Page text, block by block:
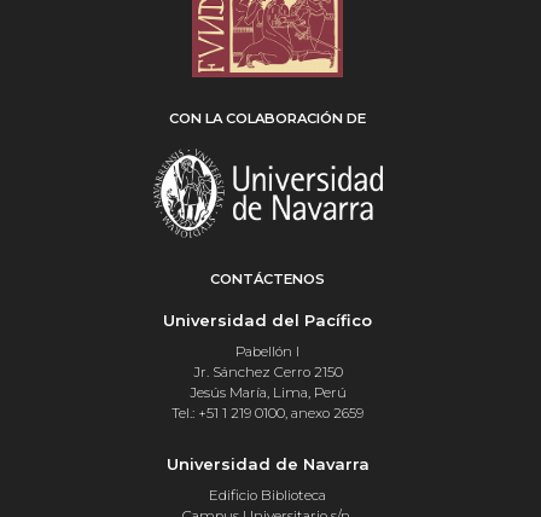
CON LA COLABORACIÓN DE
CONTÁCTENOS
Universidad del Pacífico
Pabellón I
Jr. Sánchez Cerro 2150
Jesús María, Lima, Perú
Tel.: +51 1 219 0100, anexo 2659
Universidad de Navarra
Edificio Biblioteca